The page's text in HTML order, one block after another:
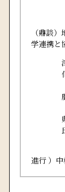
（鼎談
学連携と
進行 ）